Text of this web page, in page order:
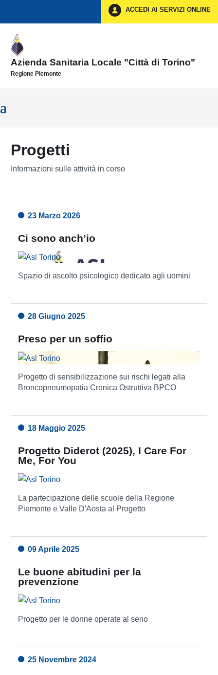
ACCEDI AI SERVIZI ONLINE
Azienda Sanitaria Locale "Città di Torino"
Regione Piemonte
Progetti
Informazioni sulle attività in corso
23 Marzo 2026
Ci sono anch’io
Spazio di ascolto psicologico dedicato agli uomini
28 Giugno 2025
Preso per un soffio
Progetto di sensibilizzazione sui rischi legati alla
Broncopneumopatia Cronica Ostruttiva BPCO
18 Maggio 2025
Progetto Diderot (2025), I Care For
Me, For You
La partecipazione delle scuole della Regione
Piemonte e Valle D'Aosta al Progetto
09 Aprile 2025
Le buone abitudini per la
prevenzione
Progetto per le donne operate al seno
25 Novembre 2024